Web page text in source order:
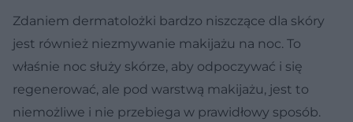
Zdaniem dermatolożki bardzo niszczące dla skóry
jest również niezmywanie makijażu na noc. To
właśnie noc służy skórze, aby odpoczywać i się
regenerować, ale pod warstwą makijażu, jest to
niemożliwe i nie przebiega w prawidłowy sposób.